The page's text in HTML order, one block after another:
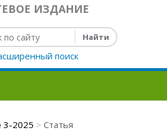
ИЗДАНИЕ
поиск
3-2025 Статья